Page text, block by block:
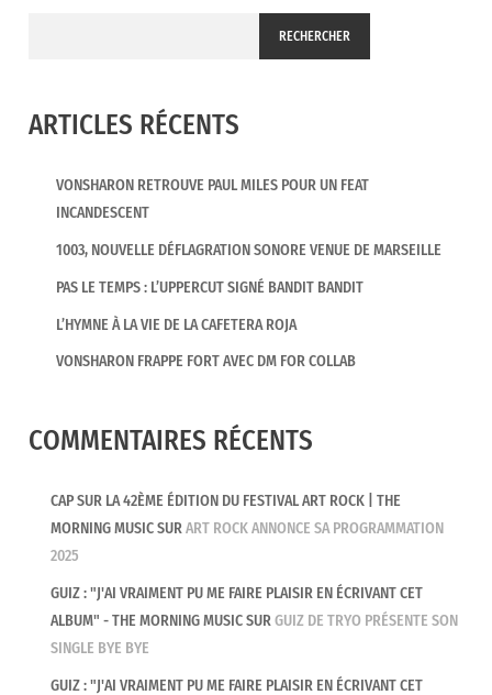
RECHERCHER
ARTICLES RÉCENTS
VONSHARON RETROUVE PAUL MILES POUR UN FEAT
INCANDESCENT
1003, NOUVELLE DÉFLAGRATION SONORE VENUE DE MARSEILLE
PAS LE TEMPS : L’UPPERCUT SIGNÉ BANDIT BANDIT
L’HYMNE À LA VIE DE LA CAFETERA ROJA
VONSHARON FRAPPE FORT AVEC DM FOR COLLAB
COMMENTAIRES RÉCENTS
CAP SUR LA 42ÈME ÉDITION DU FESTIVAL ART ROCK | THE
MORNING MUSICSURART ROCK ANNONCE SA PROGRAMMATION
2025
GUIZ : "J'AI VRAIMENT PU ME FAIRE PLAISIR EN ÉCRIVANT CET
ALBUM" - THE MORNING MUSICSURGUIZ DE TRYO PRÉSENTE SON
SINGLE BYE BYE
GUIZ : "J'AI VRAIMENT PU ME FAIRE PLAISIR EN ÉCRIVANT CET